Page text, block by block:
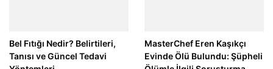
Bel Fıtığı Nedir? Belirtileri,
Tanısı ve Güncel Tedavi
MasterChef Eren Kaşıkçı
Evinde Ölü Bulundu: Şüpheli